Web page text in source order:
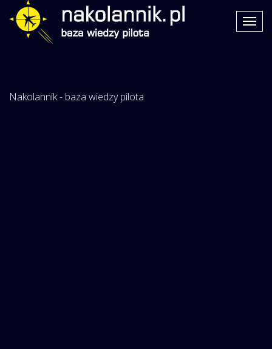
Nakolannik - baza wiedzy pilota